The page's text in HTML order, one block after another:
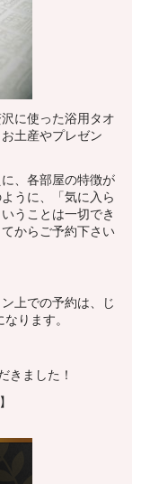
に使った浴用タオ
土産やプレゼン
、各部屋の特徴が
うに、「気に入ら
うことは一切でき
からご予約下さい
上での予約は、じ
ります。
きました！